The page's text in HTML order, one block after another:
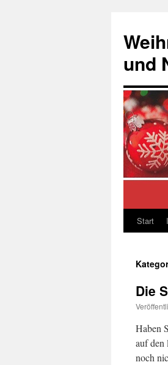
springen
und
Start
Die
Haben
auf den
noch